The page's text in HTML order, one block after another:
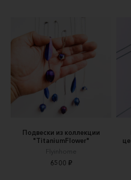
Подвески из коллекции
"TitaniumFlower"
Flyinhome
6500 ₽